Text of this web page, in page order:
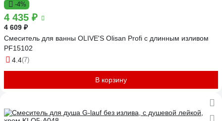
-4%
4 435 ₽
4 609 ₽
Смеситель для ванны OLIVE'S Olisan Profi с длинным изливом
PF15102
4.4(7)
В корзину